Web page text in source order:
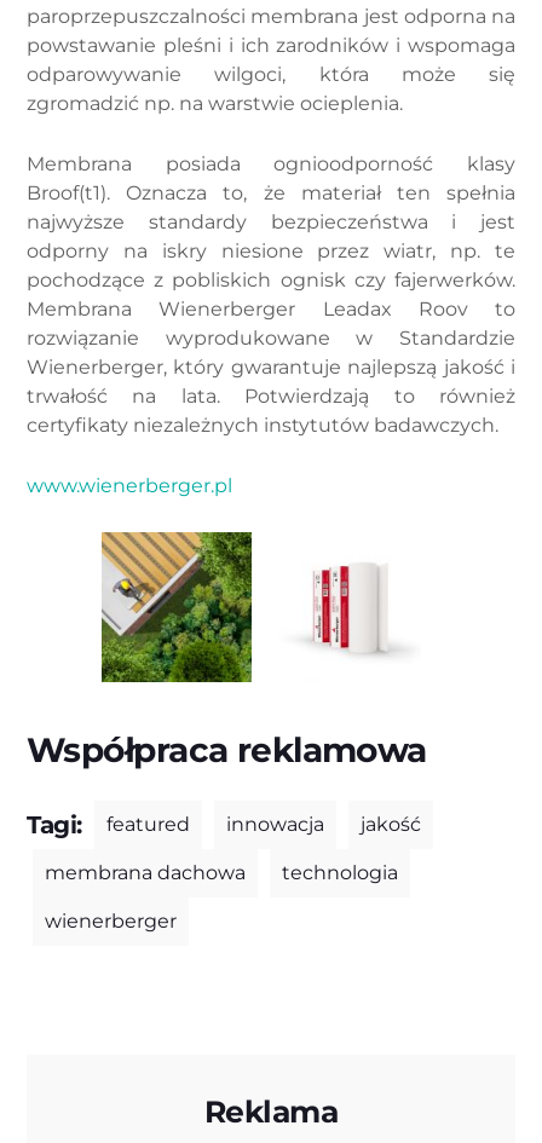
paroprzepuszczalności membrana jest odporna na
powstawanie pleśni i ich zarodników i wspomaga
odparowywanie wilgoci, która może się
zgromadzić np. na warstwie ocieplenia.
Membrana posiada ognioodporność klasy
Broof(t1). Oznacza to, że materiał ten spełnia
najwyższe standardy bezpieczeństwa i jest
odporny na iskry niesione przez wiatr, np. te
pochodzące z pobliskich ognisk czy fajerwerków.
Membrana Wienerberger Leadax Roov to
rozwiązanie wyprodukowane w Standardzie
Wienerberger, który gwarantuje najlepszą jakość i
trwałość na lata. Potwierdzają to również
certyfikaty niezależnych instytutów badawczych.
www.wienerberger.pl
Współpraca reklamowa
Tagi: featured innowacja jakość
membrana dachowa technologia
wienerberger
Reklama